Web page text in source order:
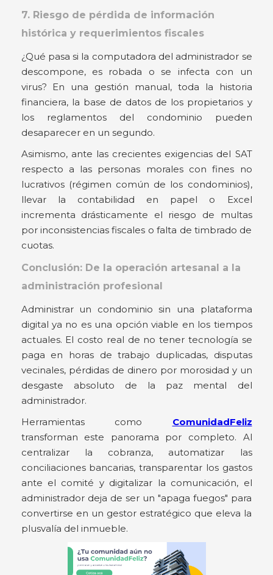
7. Riesgo de pérdida de información
histórica y requerimientos fiscales
¿Qué pasa si la computadora del administrador se
descompone, es robada o se infecta con un
virus? En una gestión manual, toda la historia
financiera, la base de datos de los propietarios y
los reglamentos del condominio pueden
desaparecer en un segundo.
Asimismo, ante las crecientes exigencias del SAT
respecto a las personas morales con fines no
lucrativos (régimen común de los condominios),
llevar la contabilidad en papel o Excel
incrementa drásticamente el riesgo de multas
por inconsistencias fiscales o falta de timbrado de
cuotas.
Conclusión: De la operación artesanal a la
administración profesional
Administrar un condominio sin una plataforma
digital ya no es una opción viable en los tiempos
actuales. El costo real de no tener tecnología se
paga en horas de trabajo duplicadas, disputas
vecinales, pérdidas de dinero por morosidad y un
desgaste absoluto de la paz mental del
administrador.
Herramientas como ComunidadFeliz
transforman este panorama por completo. Al
centralizar la cobranza, automatizar las
conciliaciones bancarias, transparentar los gastos
ante el comité y digitalizar la comunicación, el
administrador deja de ser un "apaga fuegos" para
convertirse en un gestor estratégico que eleva la
plusvalía del inmueble.